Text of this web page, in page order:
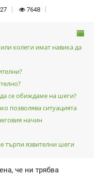
7648
колеги имат навика да
се обиждаме на шеги?
позволява ситуацията
начин
търпи язвителни шеги
че ни трябва